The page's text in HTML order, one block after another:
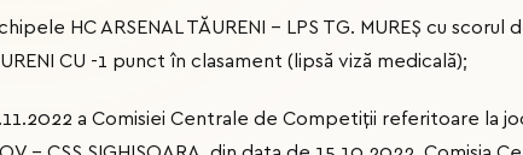
HC ARSENAL TĂURENI – LPS TG. MUREŞ cu scorul
CU -1 punct în clasament (lipsă viză medicală);
a Comisiei Centrale de Competiţii referitoare la